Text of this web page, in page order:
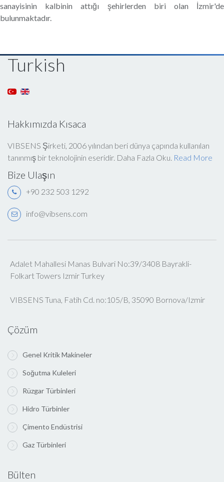
sanayisinin kalbinin attığı şehirlerden biri olan İzmir'de
bulunmaktadır.
Turkish
Hakkımızda Kısaca
VIBSENS Şirketi, 2006 yılından beri dünya çapında kullanılan
tanınmış bir teknolojinin eseridir. Daha Fazla Oku. Read More
Bize Ulaşın
+90 232 503 1292
info@vibsens.com
Adalet Mahallesi Manas Bulvari No:39/3408 Bayrakli-
Folkart Towers Izmir Turkey
VIBSENS Tuna, Fatih Cd. no:105/B, 35090 Bornova/Izmir
Çözüm
Genel Kritik Makineler
Soğutma Kuleleri
Rüzgar Türbinleri
Hidro Türbinler
Çimento Endüstrisi
Gaz Türbinleri
Bülten